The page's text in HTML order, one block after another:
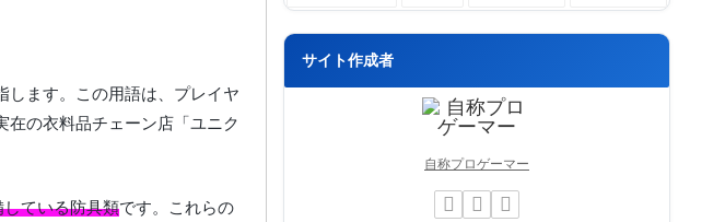
します。この用語は、プレイヤ
在の衣料品チェーン店「ユニク
ている防具類です。これらの
サイト作成者
自称プロゲーマー